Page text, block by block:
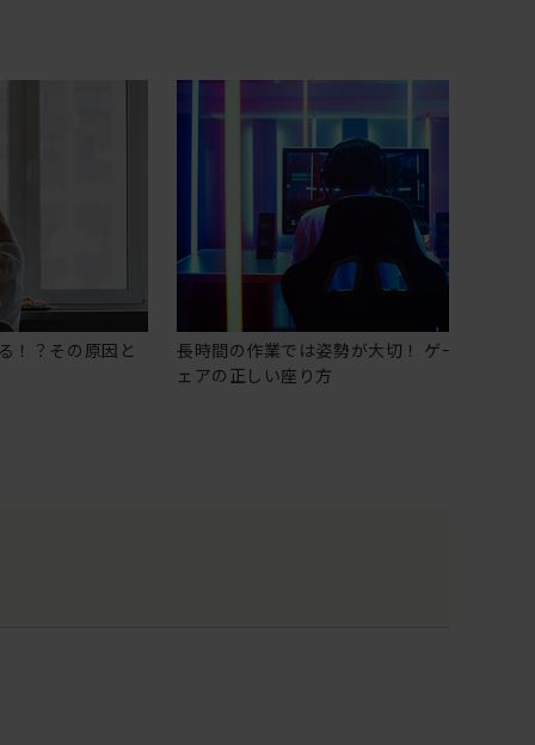
！？その原因と
長時間の作業では姿勢が大切！ ゲーミングチ
ェアの正しい座り方